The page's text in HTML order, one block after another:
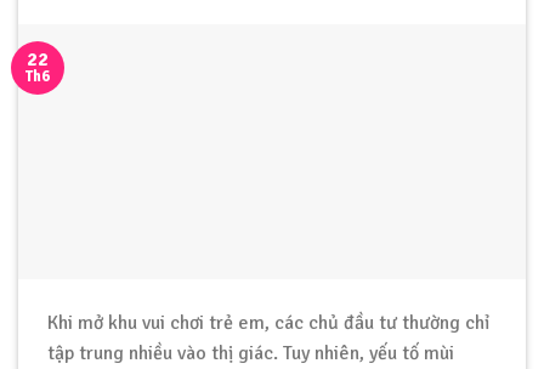
22
Th6
Khi mở khu vui chơi trẻ em, các chủ đầu tư thường chỉ
tập trung nhiều vào thị giác. Tuy nhiên, yếu tố mùi